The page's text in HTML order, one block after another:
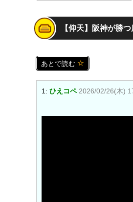
【仰天】阪神が勝
あとで読む
1: ひえコペ 2026/02/26(木)